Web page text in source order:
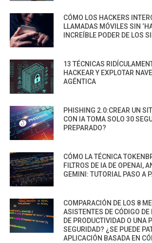
CÓMO LOS HACKERS
LLAMADAS MÓVILES SIN
INCREÍBLE PODER DE LOS
13 TÉCNICAS
HACKEAR Y EXPLOTAR
AGÉNTICA
PHISHING 2.0:CREAR UN
CON IA TOMA SOLO 30
PREPARADO?
CÓMO LA TÉCNICA
FILTROS DE IA DE OPENAI,
GEMINI: TUTORIAL PASO A
COMPARACIÓN DE LOS 8
ASISTENTES DE CÓDIGO
DE PRODUCTIVIDAD O UNA
SEGURIDAD? ¿SE PUEDE
APLICACIÓN BASADA EN